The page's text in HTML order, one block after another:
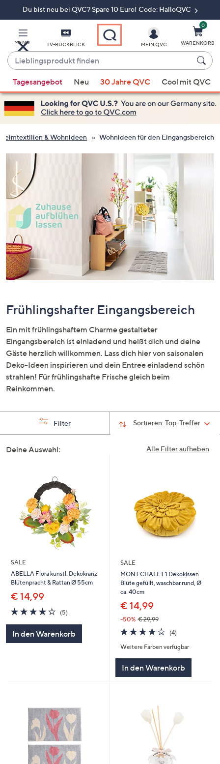
Du bist neu bei QVC? Spare 10 Euro! Code: HalloQVC
MENÜ TV-RÜCKBLICK
Lieblingsprodukt
finden
Vorschläge
verfügbar
sind,
verwenden
Sie
Pfeiltasten
nach
oben
und
nach
unten
oder
wischen
Sie
auf
Touch-
links
rechts,
um
diese
anzuzeigen.
MEIN QVC
0
WARENKORB
Tagesangebot Neu 30 Jahre QVC Cool mit QVC
Heimtextilien & Wohnideen Wohnideen für den Eingangsbereich
Frühlingshafter Eingangsbereich
Ein mit frühlingshaftem Charme gestalteter
Eingangsbereich ist einladend und heißt dich und deine
Gäste herzlich willkommen. Lass dich hier von saisonalen
Deko-Ideen inspirieren und dein Entree einladend schön
strahlen! Für frühlingshafte Frische gleich beim
Reinkommen.
Sortieren:Top-Treffer
Filter
Alle Filter aufheben
Deine Auswahl:
SALE
ABELLA Flora künstl. Dekokranz
Blütenpracht & Rattan Ø 55cm
€ 14,99
4.2
von
(5)
In den Warenkorb
SALE
MONT CHALET 1 Dekokissen
Blüte gefüllt, waschbar rund, Ø
ca. 40cm
€ 14,99
-50% € 29,99
4.0
von
5
(4)
Weitere Farben verfügbar
In den Warenkorb